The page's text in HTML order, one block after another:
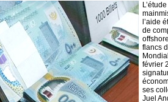
l’aide
de
flancs
février
ses
Juel